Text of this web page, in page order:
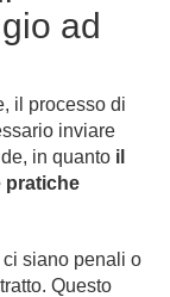
ad
il processo di
inviare
in quanto il
pratiche
siano penali o
Questo